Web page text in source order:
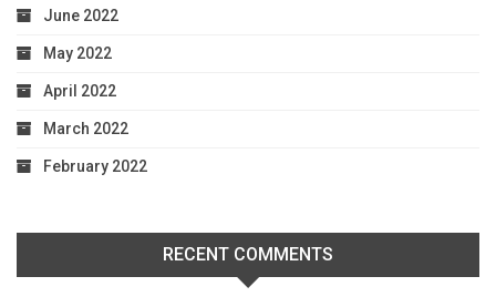
June 2022
May 2022
April 2022
March 2022
February 2022
RECENT COMMENTS